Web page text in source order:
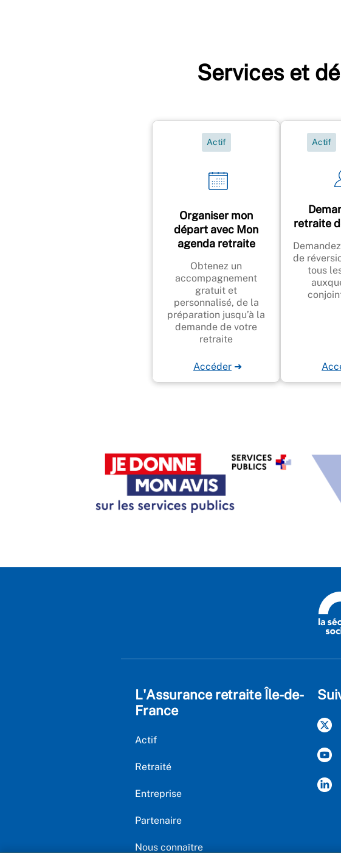
Services et
Organiser mon
départ avec Mon
agenda retraite
Actif
Obtenez un
accompagnement
gratuit et
personnalisé, de la
préparation jusqu’à la
demande de votre
retraite
Accéder ➜
retraite
Actif
de
tous
L'Assurance retraite Île-de-
France
Actif
Retraité
Entreprise
Partenaire
Nous connaître